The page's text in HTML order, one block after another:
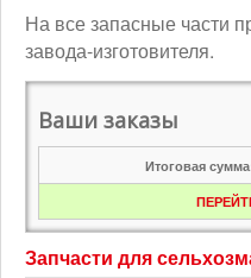
На все запасные части
завода-изготовителя.
Ваши заказы
Итоговая
Запчасти для